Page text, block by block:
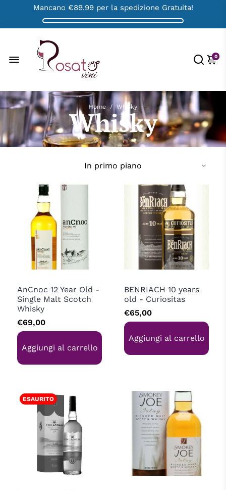
Mancano €89.99per la spedizione Gratuita!
0
Home / Whisky
Whisky
AnCnoc 12 Year Old -
Single Malt Scotch
Whisky
€69,00
Aggiungi al carrello
BENRIACH 10 years
old - Curiositas
€65,00
Aggiungi al carrello
ESAURITO